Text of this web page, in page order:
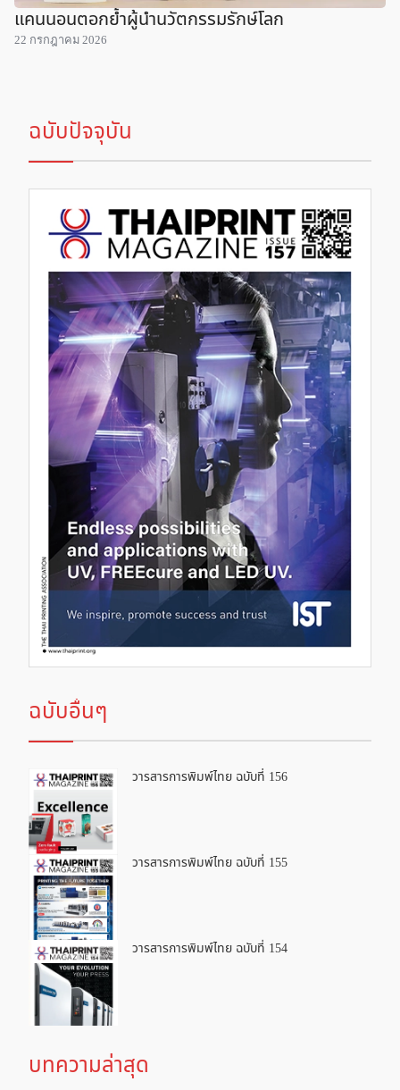
แคนนอนตอกย้ำผู้นำนวัตกรรมรักษ์โลก
22 กรกฎาคม 2026
ฉบับปัจจุบัน
ฉบับอื่นๆ
วารสารการพิมพ์ไทย ฉบับที่ 156
วารสารการพิมพ์ไทย ฉบับที่ 155
วารสารการพิมพ์ไทย ฉบับที่ 154
บทความล่าสุด